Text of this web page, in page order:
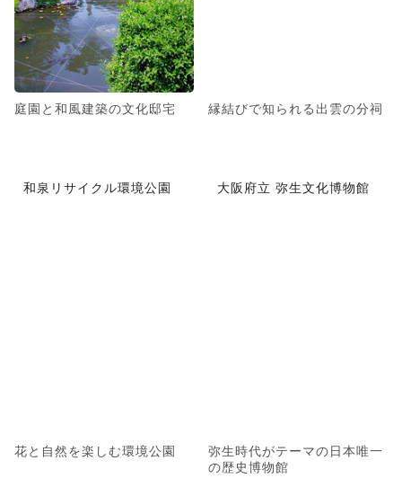
庭園と和風建築の文化邸宅 縁結びで知られる出雲の分祠
和泉リサイクル環境公園
花と自然を楽しむ環境公園
大阪府立 弥生文化博物館
弥生時代がテーマの日本唯一
の歴史博物館